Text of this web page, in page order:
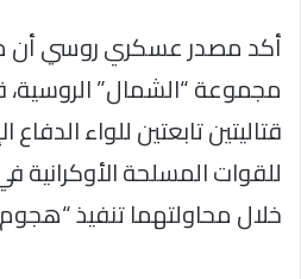
أكد مصدر عسكري روسي أن
مجموعة “الشمال”
للقوات المسلحة
خلال محاولتهما تنفيذ